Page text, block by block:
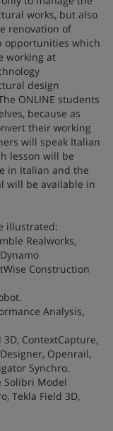
works, but also
renovation of
opportunities which
working at
design
ONLINE students
because as
their working
will speak Italian
lesson will be
in Italian and the
will be available in
illustrated:
Realworks,
Construction
Analysis,
ContextCapture,
Openrail,
Synchro.
Solibri Model
Tekla Field 3D,